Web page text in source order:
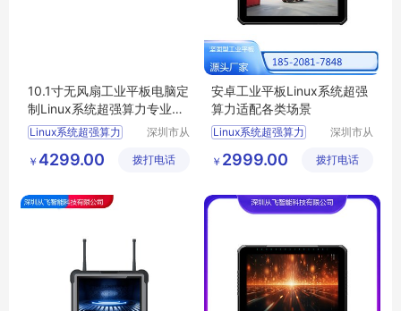
10.1寸无风扇工业平板电脑定
制Linux系统超强算力专业定
制服务
Linux系统超强算力
深圳市从
技有限公
￥ 4299.00 拨打电话
安卓工业平板Linux系统超强
算力适配各类场景
Linux系统超强算力
深圳市从
技有限公
￥ 2999.00 拨打电话